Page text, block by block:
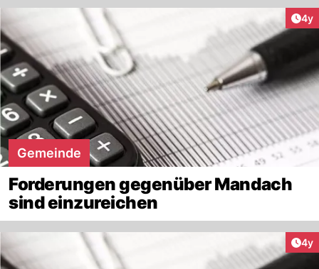
4y
Gemeinde
Forderungen gegenüber Mandach
sind einzureichen
4y